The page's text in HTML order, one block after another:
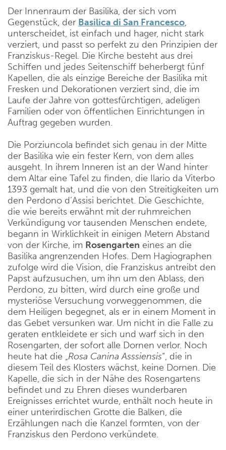
Der Innenraum der Basilika, der sich vom
Gegenstück, der Basilica di San Francesco,
unterscheidet, ist einfach und hager, nicht stark
verziert, und passt so perfekt zu den Prinzipien der
Franziskus-Regel. Die Kirche besteht aus drei
Schiffen und jedes Seitenschiff beherbergt fünf
Kapellen, die als einzige Bereiche der Basilika mit
Fresken und Dekorationen verziert sind, die im
Laufe der Jahre von gottesfürchtigen, adeligen
Familien oder von öffentlichen Einrichtungen in
Auftrag gegeben wurden.
Die Porziuncola befindet sich genau in der Mitte
der Basilika wie ein fester Kern, von dem alles
ausgeht. In ihrem Inneren ist an der Wand hinter
dem Altar eine Tafel zu finden, die Ilario da Viterbo
1393 gemalt hat, und die von den Streitigkeiten um
den Perdono d’Assisi berichtet. Die Geschichte,
die wie bereits erwähnt mit der ruhmreichen
Verkündigung vor tausenden Menschen endete,
begann in Wirklichkeit in einigen Metern Abstand
von der Kirche, im Rosengarten eines an die
Basilika angrenzenden Hofes. Dem Hagiographen
zufolge wird die Vision, die Franziskus antreibt den
Papst aufzusuchen, um ihn um den Ablass, den
Perdono, zu bitten, wird durch eine große und
mysteriöse Versuchung vorweggenommen, die
dem Heiligen begegnet, als er in einem Moment in
das Gebet versunken war. Um nicht in die Falle zu
geraten entkleidete er sich und warf sich in den
Rosengarten, der sofort alle Dornen verlor. Noch
heute hat die „Rosa Canina Asssiensis“, die in
diesem Teil des Klosters wächst, keine Dornen. Die
Kapelle, die sich in der Nähe des Rosengartens
befindet und zu Ehren dieses wunderbaren
Ereignisses errichtet wurde, enthält noch heute in
einer unterirdischen Grotte die Balken, die
Erzählungen nach die Kanzel formten, von der
Franziskus den Perdono verkündete.